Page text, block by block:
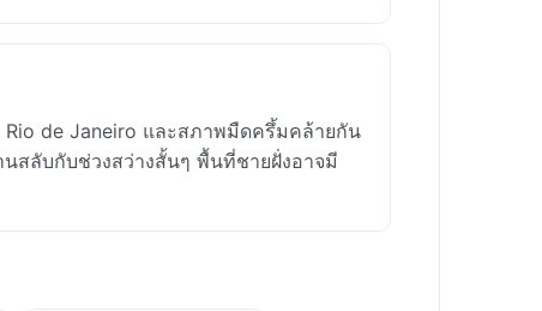
de Janeiro และสภาพมืดครึ้มคล้ายกัน
สลับกับช่วงสว่างสั้นๆ พื้นที่ชายฝั่งอาจมี